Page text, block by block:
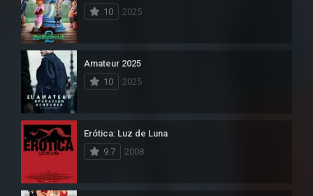
10 2025
Amateur 2025
10
2025
Erótica: Luz de Luna
9.7
2008